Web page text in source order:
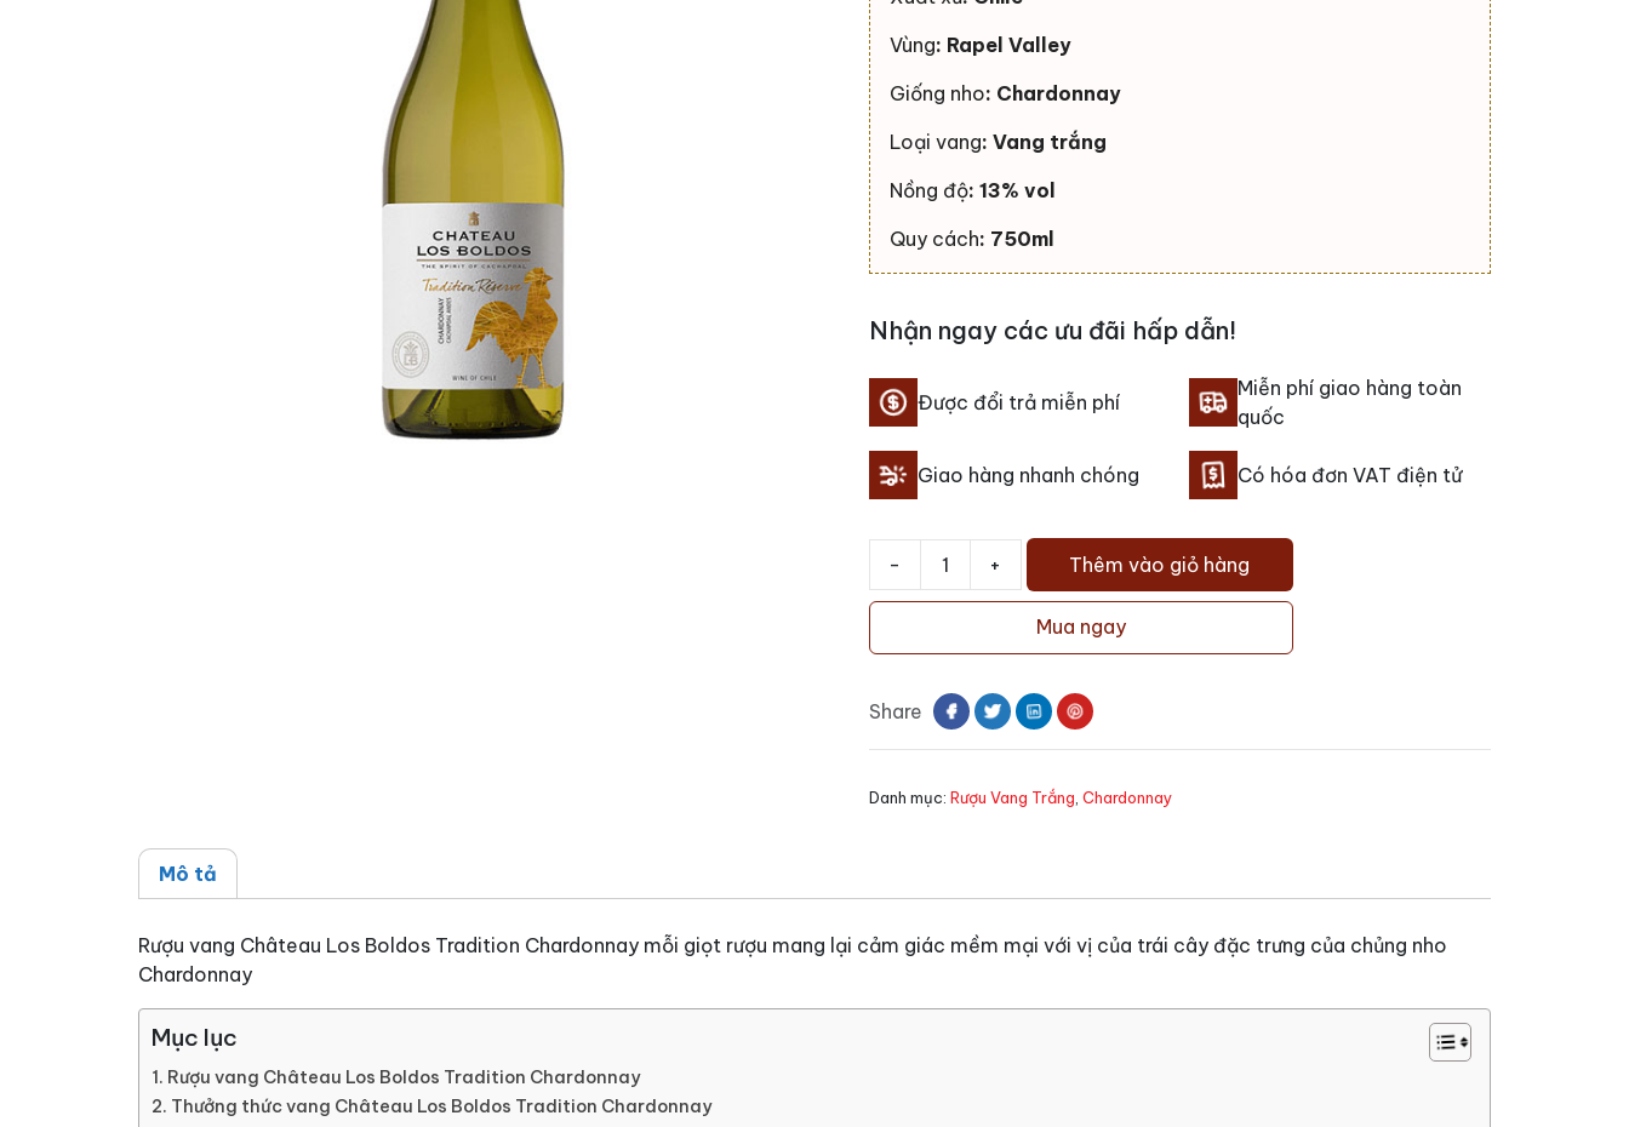
Vùng: Rapel Valley
Giống nho: Chardonnay
Loại vang: Vang trắng
Nồng độ: 13% vol
Quy cách: 750ml
Nhận ngay các ưu đãi hấp dẫn!
Được đổi trả miễn phí
Miễn phí giao hàng toàn
quốc
Giao hàng nhanh chóng Có hóa đơn VAT điện tử
-
vang
Tradition
Chardonnay
lượng
+ Thêm vào giỏ hàng
Mua ngay
Share
Danh mục: Rượu Vang Trắng Chardonnay
Mô tả
Rượu vang Château Los Boldos Tradition Chardonnay mỗi giọt rượu mang lại cảm giác mềm mại với vị của trái cây đặc trưng của chủng nho
Chardonnay
Mục lục
Rượu vang Château Los Boldos Tradition Chardonnay
Thưởng thức vang Château Los Boldos Tradition Chardonnay